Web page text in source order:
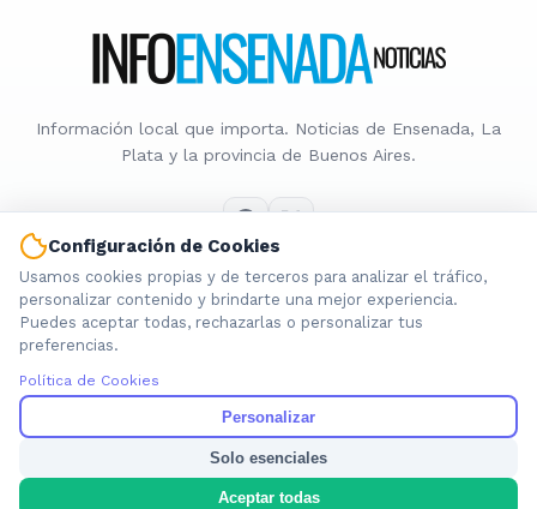
Información local que importa. Noticias de Ensenada, La
Plata y la provincia de Buenos Aires.
Nosotros
Cookies
Política de Contenido
© 2026 INFOENSENADANOTICIAS. Todos los derechos reservados.
Configuración de Cookies
Usamos cookies propias y de terceros para analizar el tráfico,
personalizar contenido y brindarte una mejor experiencia.
Puedes aceptar todas, rechazarlas o personalizar tus
preferencias.
Política de Cookies
Personalizar
Solo esenciales
Aceptar todas